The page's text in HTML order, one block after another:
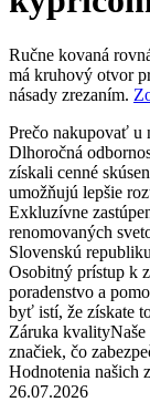
Ručne kovaná
má kruhový otvor
násady zrezaním.
Prečo nakupovať u
Dlhoročná
získali cenné
umožňujú lepšie
Exkluzívne
renomovaných
Slovenskú
Osobitný prístup k
poradenstvo a
byť istí, že získate
Záruka kvality
značiek, čo
Hodnotenia našich
26.07.2026